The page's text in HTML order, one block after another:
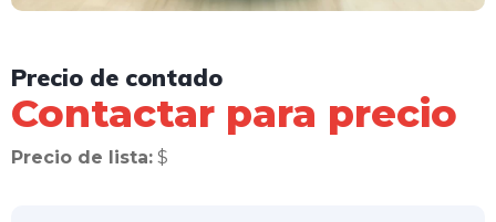
Precio de contado
Contactar para precio
Precio de lista: $